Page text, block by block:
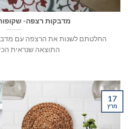
מדבקות רצפה-
החלטתם לשנות את הרצפה עם
התוצאה שנראית
17
מרץ